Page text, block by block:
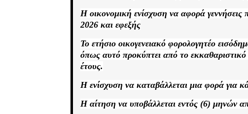
Η οικονομική ενίσχυση να αφορά
2026 και εφεξής
Το ετήσιο οικογενειακό φορολογητέο
όπως αυτό προκύπτει από το εκκαθαριστικό
έτους.
Η ενίσχυση να καταβάλλεται μια φορά για
Η αίτηση να υποβάλλεται εντός (6) μηνών